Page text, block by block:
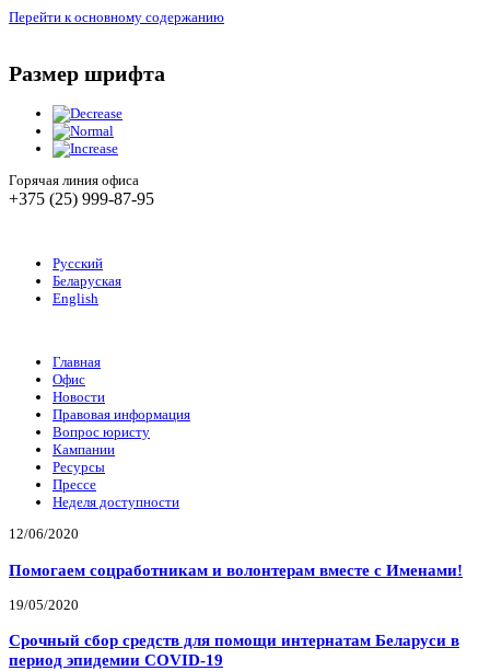
Перейти к основному содержанию
Размер шрифта
Горячая линия офиса
+375 (25) 999-87-95
Русский
Беларуская
English
Главная
Офис
Новости
Правовая информация
Вопрос юристу
Кампании
Ресурсы
Прессе
Неделя доступности
12/06/2020
Помогаем соцработникам и волонтерам вместе с Именами!
19/05/2020
Срочный сбор средств для помощи интернатам Беларуси в
период эпидемии COVID-19